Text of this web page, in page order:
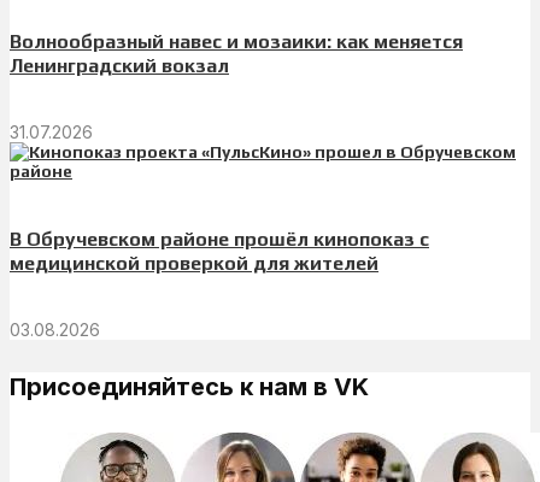
Волнообразный навес и мозаики: как меняется
Ленинградский вокзал
31.07.2026
В Обручевском районе прошёл кинопоказ с
медицинской проверкой для жителей
03.08.2026
Присоединяйтесь к нам в VK